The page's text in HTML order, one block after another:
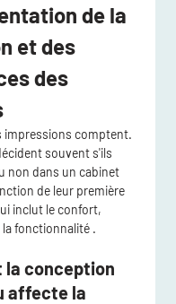
de la
et des
des
impressions comptent.
souvent s'ils
non dans un cabinet
de leur première
inclut le confort,
la fonctionnalité .
la conception
affecte la